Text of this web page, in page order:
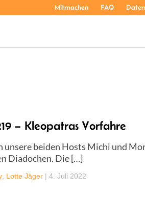
Mitmachen FAQ
– Kleopatras Vorfahre
unsere beiden Hosts Michi und
Diadochen. Die […]
Lotte Jäger | 4. Juli 2022